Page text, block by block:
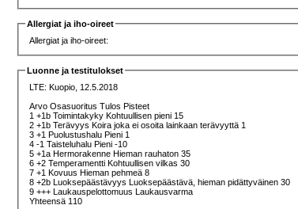
Allergiat ja iho-oireet
Allergiat ja iho-oireet:
Luonne ja testitulokset
LTE:Kuopio, 12.5.2018
Arvo Osasuoritus Tulos Pisteet
1 +1b Toimintakyky Kohtuullisen pieni 15
2 +1b Terävyys Koira joka ei osoita lainkaan terävyyttä 1
3 +1 Puolustushalu Pieni 1
4 -1 Taisteluhalu Pieni -10
5 +1a Hermorakenne Hieman rauhaton 35
6 +2 Temperamentti Kohtuullisen vilkas 30
7 +1 Kovuus Hieman pehmeä 8
8 +2b Luoksepäästävyys Luoksepäästävä, hieman pidättyväinen 30
9 +++ Laukauspelottomuus Laukausvarma
Yhteensä 110